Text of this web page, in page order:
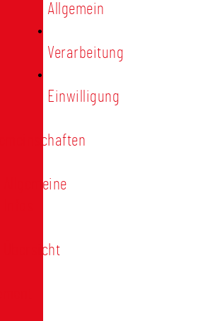
Allgemein
Verarbeitung
Einwilligung
Allgemeine
Übersicht